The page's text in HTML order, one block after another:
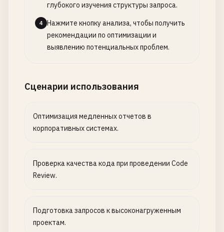
глубокого изучения структуры запроса.
4
Нажмите кнопку анализа, чтобы получить
рекомендации по оптимизации и
выявлению потенциальных проблем.
Сценарии использования
Оптимизация медленных отчетов в
корпоративных системах.
Проверка качества кода при проведении Code
Review.
Подготовка запросов к высоконагруженным
проектам.